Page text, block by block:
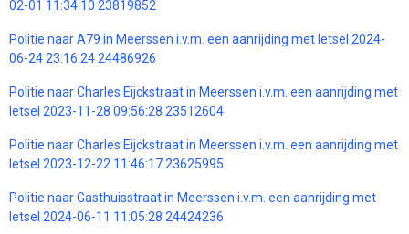
02-01 11:34:10 23819852
Politie naar A79 in Meerssen i.v.m. een aanrijding met letsel 2024-
06-24 23:16:24 24486926
Politie naar Charles Eijckstraat in Meerssen i.v.m. een aanrijding met
letsel 2023-11-28 09:56:28 23512604
Politie naar Charles Eijckstraat in Meerssen i.v.m. een aanrijding met
letsel 2023-12-22 11:46:17 23625995
Politie naar Gasthuisstraat in Meerssen i.v.m. een aanrijding met
letsel 2024-06-11 11:05:28 24424236